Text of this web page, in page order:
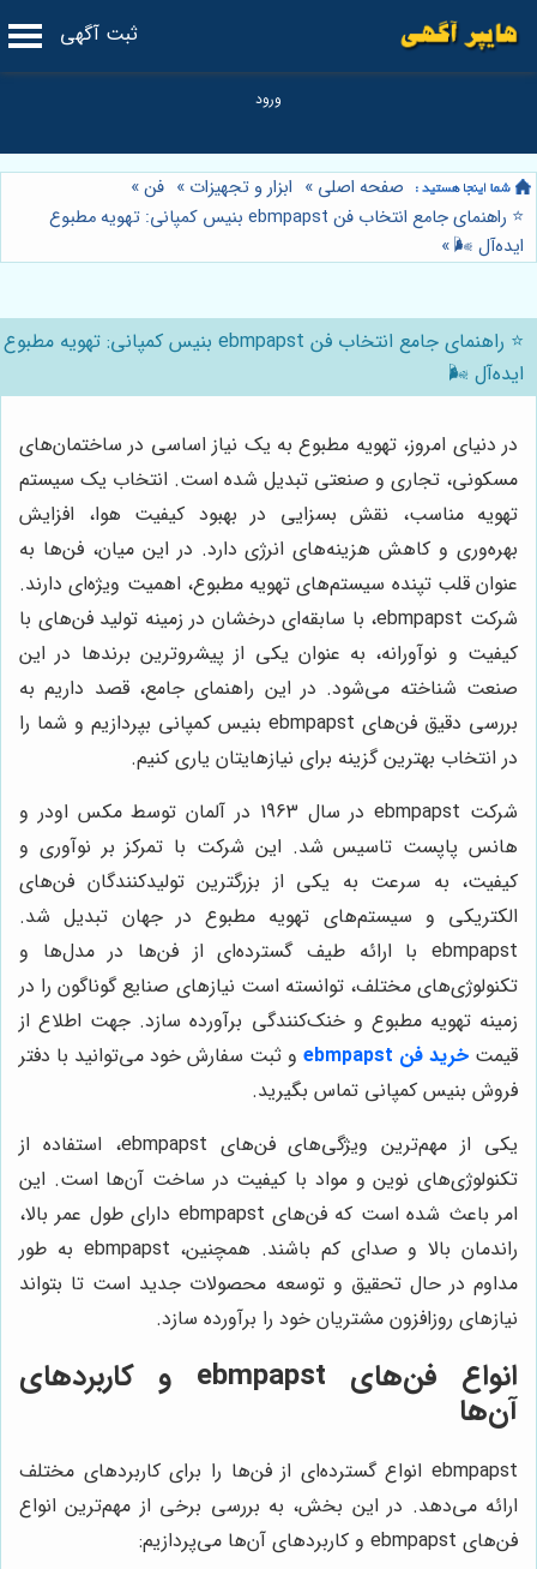
ثبت آگهی
صفحه اصلی » ابزار و تجهیزات » فن»
⭐️ راهنمای جامع انتخاب فن ebmpapst بنیس کمپانی: تهویه مطبوع
ایده‌آل 🌬️»
⭐️ راهنمای جامع انتخاب فن ebmpapst بنیس کمپانی: تهویه مطبوع
ایده‌آل 🌬️
در دنیای امروز، تهویه مطبوع به یک نیاز اساسی در ساختمان‌های
مسکونی، تجاری و صنعتی تبدیل شده است. انتخاب یک سیستم
تهویه مناسب، نقش بسزایی در بهبود کیفیت هوا، افزایش
بهره‌وری و کاهش هزینه‌های انرژی دارد. در این میان، فن‌ها به
عنوان قلب تپنده سیستم‌های تهویه مطبوع، اهمیت ویژه‌ای دارند.
شرکت ebmpapst، با سابقه‌ای درخشان در زمینه تولید فن‌های با
کیفیت و نوآورانه، به عنوان یکی از پیشروترین برندها در این
صنعت شناخته می‌شود. در این راهنمای جامع، قصد داریم به
بررسی دقیق فن‌های ebmpapst بنیس کمپانی بپردازیم و شما را
در انتخاب بهترین گزینه برای نیازهایتان یاری کنیم.
شرکت ebmpapst در سال 1963 در آلمان توسط مکس اودر و
هانس پاپست تاسیس شد. این شرکت با تمرکز بر نوآوری و
کیفیت، به سرعت به یکی از بزرگترین تولیدکنندگان فن‌های
الکتریکی و سیستم‌های تهویه مطبوع در جهان تبدیل شد.
ebmpapst با ارائه طیف گسترده‌ای از فن‌ها در مدل‌ها و
تکنولوژی‌های مختلف، توانسته است نیازهای صنایع گوناگون را در
زمینه تهویه مطبوع و خنک‌کنندگی برآورده سازد. جهت اطلاع از
قیمت خرید فن ebmpapst
و ثبت سفارش خود می‌توانید با دفتر
فروش بنیس کمپانی تماس بگیرید.
یکی از مهم‌ترین ویژگی‌های فن‌های ebmpapst، استفاده از
تکنولوژی‌های نوین و مواد با کیفیت در ساخت آن‌ها است. این
امر باعث شده است که فن‌های ebmpapst دارای طول عمر بالا،
راندمان بالا و صدای کم باشند. همچنین، ebmpapst به طور
مداوم در حال تحقیق و توسعه محصولات جدید است تا بتواند
نیازهای روزافزون مشتریان خود را برآورده سازد.
انواع فن‌های ebmpapst و کاربردهای
آن‌ها
ebmpapst انواع گسترده‌ای از فن‌ها را برای کاربردهای مختلف
ارائه می‌دهد. در این بخش، به بررسی برخی از مهم‌ترین انواع
فن‌های ebmpapst و کاربردهای آن‌ها می‌پردازیم: